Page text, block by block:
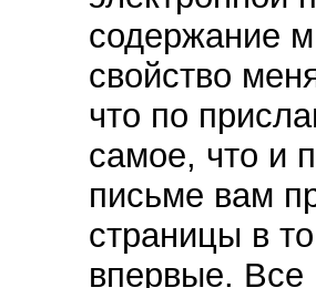
содержание
свойство
что по
самое, что и
письме вам
страницы в
впервые. Все